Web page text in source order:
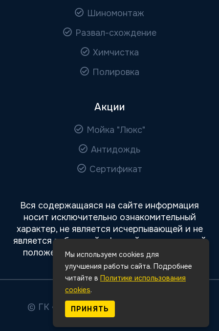
Шиномонтаж
Развал-схождение
Химчистка
Полировка
Акции
Мойка "Люкс"
Антидождь
Сертификат
Вся содержащаяся на сайте информация
носит исключительно ознакомительный
характер, не является исчерпывающей и не
является публичной офертой, определяемой
положениями статьи 437 Гражданского
кодекса РФ.
© ГК «Авто Премиум»
защищены.
Мы используем cookies для
улучшения работы сайта. Подробнее
читайте в Политике использования
cookies.
ПРИНЯТЬ